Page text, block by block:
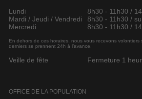
Lundi
8h30 - 11h30 /
Mardi / Jeudi / Vendredi
8h30 - 11h30 /
Mercredi
8h30 - 11h30 /
En dehors de ces horaires, nous vous recevons volontiers
derniers se prennent 24h à l’avance.
Veille de fête Fermeture 1
OFFICE DE LA POPULATION